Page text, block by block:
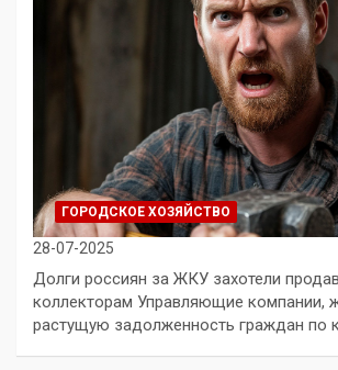
ГОРОДСКОЕ ХОЗЯЙСТВО
28-07-2025
Долги россиян за ЖКУ захотели
коллекторам Управляющие компании,
растущую задолженность граждан по